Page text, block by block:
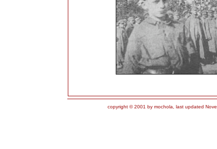
copyright © 2001 by mochola, last updated